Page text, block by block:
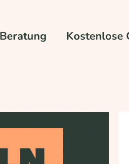
Kostenlose